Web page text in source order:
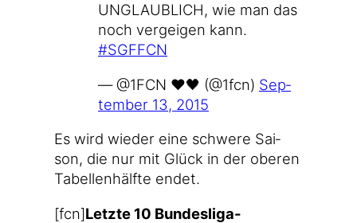
UNGLAUBLICH, wie man das
noch ver­gei­gen kann.
#SGFFCN
— @1FCN ❤️🖤 (@1fcn) Sep­
tem­ber 13, 2015
Es wird wie­der eine schwe­re Sai­
son, die nur mit Glück in der obe­ren
Tabel­len­hälf­te endet.
[fcn]Letz­te 10 Bundesliga-